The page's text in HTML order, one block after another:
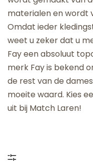
materialen en wordt
Omdat ieder
weet u zeker dat u
Fay een absoluut
merk Fay is bekend
de rest van de
moeite waard. Kies
uit bij Match Laren!